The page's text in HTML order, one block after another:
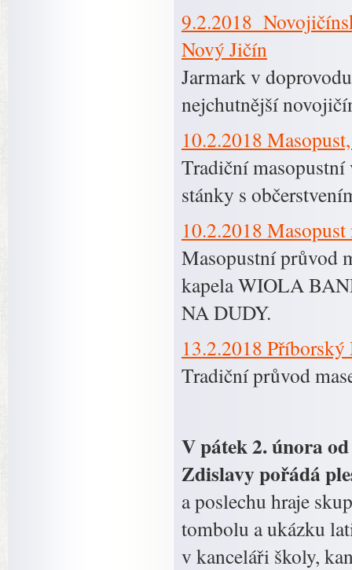
9.2.2018
Nový Jičín
Jarmark v
nejchutnější
10.2.2018
Tradiční masopustní
stánky s
10.2.2018
Masopustní průvod
kapela WIOLA
NA DUDY.
13.2.2018
Tradiční průvod
V pátek 2. února
Zdislavy pořádá
a poslechu hraje
tombolu a ukázku
v kanceláři školy,